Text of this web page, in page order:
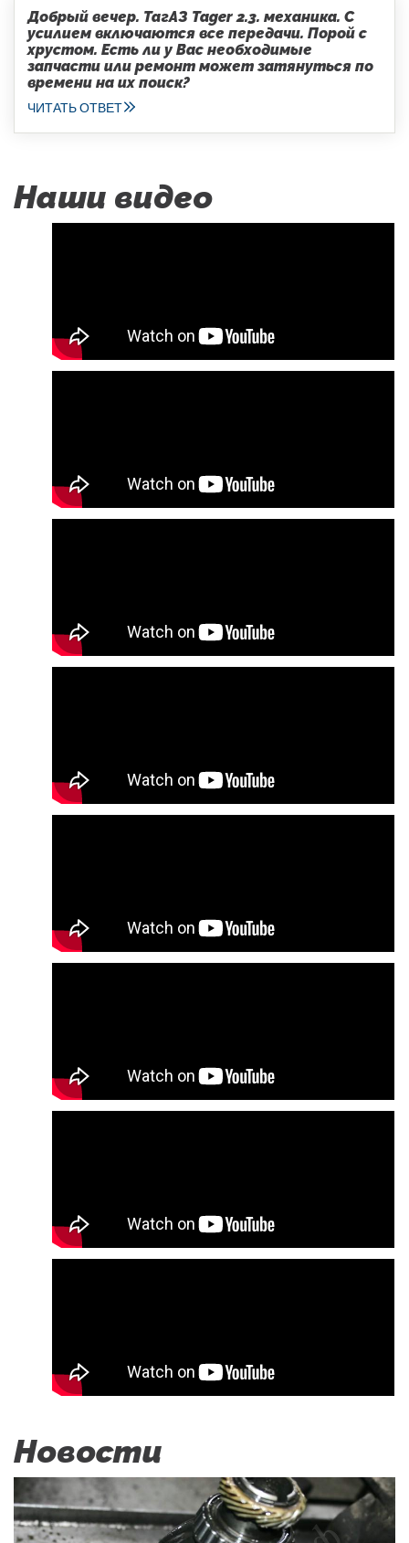
Добрый вечер. ТагАЗ Tager 2.3. механика. С
усилием включаются все передачи. Порой с
хрустом. Есть ли у Вас необходимые
запчасти или ремонт может затянуться по
времени на их поиск?
ЧИТАТЬ ОТВЕТ
Наши видео
Новости